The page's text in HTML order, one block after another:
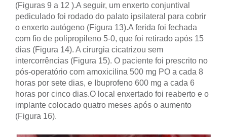
(Figuras 9 a 12 ).A seguir, um enxerto conjuntival
pediculado foi rodado do palato ipsilateral para cobrir
o enxerto autógeno (Figura 13).A ferida foi fechada
com fio de polipropileno 5-0, que foi retirado após 15
dias (Figura 14). A cirurgia cicatrizou sem
intercorrências (Figura 15). O paciente foi prescrito no
pós-operatório com amoxicilina 500 mg PO a cada 8
horas por sete dias, e Ibuprofeno 600 mg a cada 6
horas por cinco dias.O local enxertado foi reaberto e o
implante colocado quatro meses após o aumento
(Figura 16).